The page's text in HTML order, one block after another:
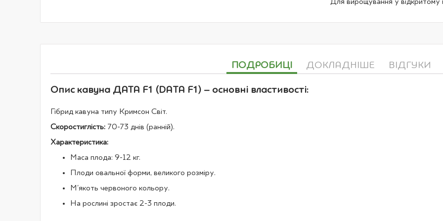
Для вирощування у відкритому
ПОДРОБИЦІ
Опис кавуна ДАТА F1 (DATA F1) – основні властивості:
Гібрид кавуна типу Кримсон Світ.
Скоростиглість: 70-73 днів (ранній).
Характеристика:
Маса плода: 9-12 кг.
Плоди овальної форми, великого розміру.
М'якоть червоного кольору.
На рослині зростає 2-3 плоди.
ДОКЛАДНІШЕ ВІДГУКИ